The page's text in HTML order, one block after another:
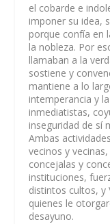
el cobarde e
imponer su idea,
porque confía en
la nobleza. Por
llamaban a la
sostiene y
mantiene a lo
intemperancia y
inmediatistas,
inseguridad de sí
Ambas
vecinos y
concejalas y
instituciones,
distintos cultos, y
quienes le
desayuno.